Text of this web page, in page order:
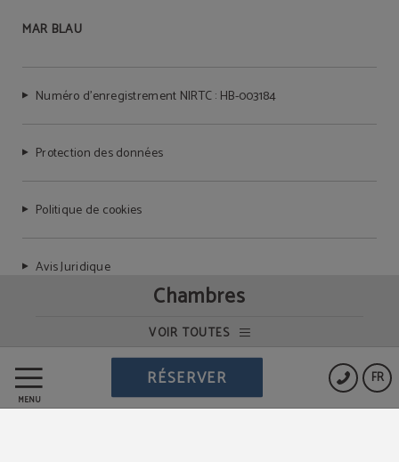
MENU
FR
RÉSERVER
Chambres
VOIR TOUTES
MAR BLAU
Numéro d’enregistrement NIRTC : HB-003184
Protection des données
Politique de cookies
Avis Juridique
Powered by Keytel
Achat sécurisé